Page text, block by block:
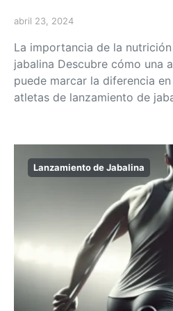
abril 23, 2024
La importancia de la
jabalina Descubre cómo una
puede marcar la diferencia
atletas de lanzamiento de
Lanzamiento de Jabalina